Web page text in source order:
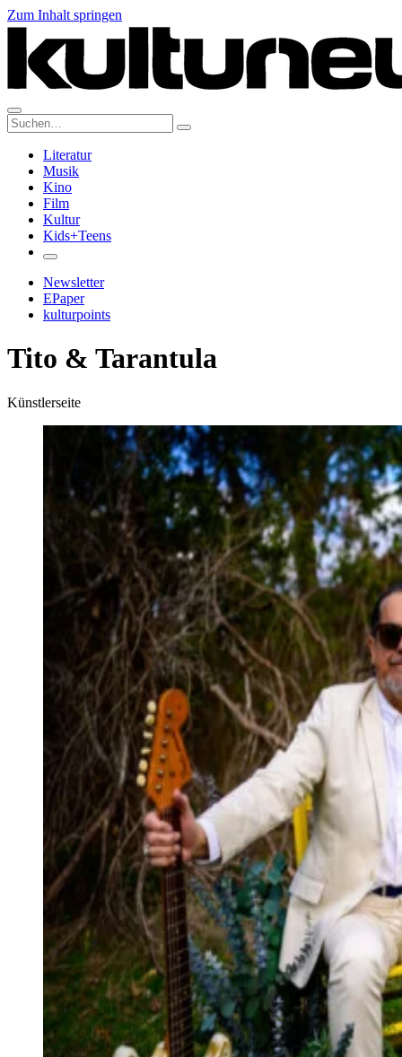
Zum Inhalt springen
Suche:
Literatur
Musik
Kino
Film
Kultur
Kids+Teens
Newsletter
EPaper
kulturpoints
Tito & Tarantula
Künstlerseite